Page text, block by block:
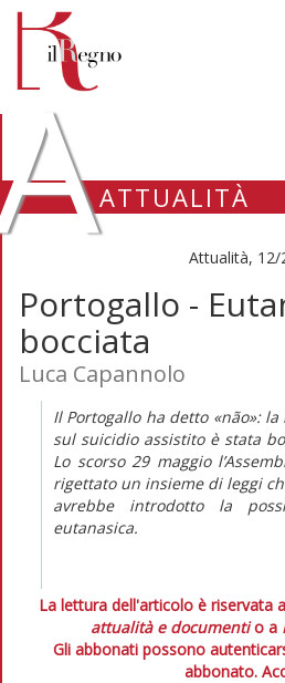
ATTUALITÀ
Attualità, 12/
Portogallo -
bocciata
Luca Capannolo
Il Portogallo ha detto «não»: la
sul suicidio assistito è stata
Lo scorso 29 maggio l’
rigettato un insieme di leggi
avrebbe introdotto la
eutanasica.
La lettura dell'articolo è riservata
attualità e documentio a
Gli abbonati possono
abbonato.